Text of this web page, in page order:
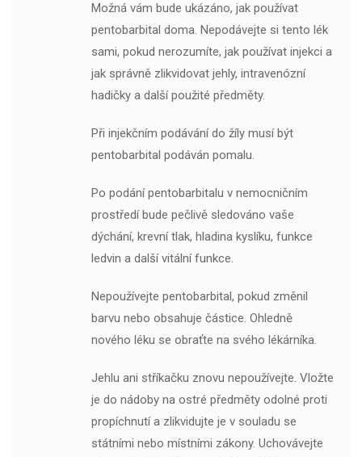
Možná vám bude ukázáno, jak používat
pentobarbital doma. Nepodávejte si tento lék
sami, pokud nerozumíte, jak používat injekci a
jak správně zlikvidovat jehly, intravenózní
hadičky a další použité předměty.
Při injekčním podávání do žíly musí být
pentobarbital podáván pomalu.
Po podání pentobarbitalu v nemocničním
prostředí bude pečlivě sledováno vaše
dýchání, krevní tlak, hladina kyslíku, funkce
ledvin a další vitální funkce.
Nepoužívejte pentobarbital, pokud změnil
barvu nebo obsahuje částice. Ohledně
nového léku se obraťte na svého lékárníka.
Jehlu ani stříkačku znovu nepoužívejte. Vložte
je do nádoby na ostré předměty odolné proti
propíchnutí a zlikvidujte je v souladu se
státními nebo místními zákony. Uchovávejte